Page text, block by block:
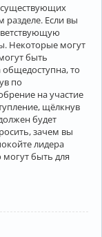
Если вы
Некоторые могут
быть
то
по
на участие
щёлкнув
будет
зачем вы
лидера
могут быть для